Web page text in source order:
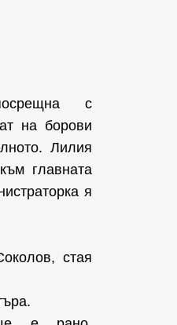
с
на борови
Лилия
главната
я
стая